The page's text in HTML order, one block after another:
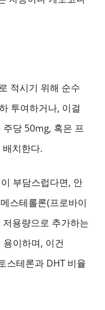
적시기 위해 순수
투여하거나, 이걸
당 50mg, 혹은 프
치한다.
부담스럽다면, 안
스테롤론(프로바이
용량으로 추가하는
이하며, 이건
스테론과 DHT 비율